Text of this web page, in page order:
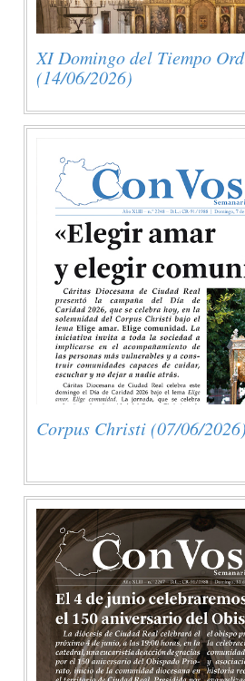
XI Domingo del Tiempo
(14/06/2026)
Corpus Christi (07/06/2026)